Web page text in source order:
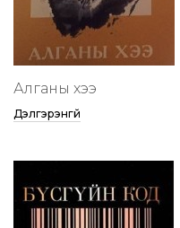
Алганы хээ
Дэлгэрэнгүй